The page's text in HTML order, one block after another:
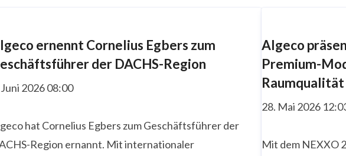
ernennt Cornelius Egbers zum
der DACHS-Region
2026 08:00
hat Cornelius Egbers zum Geschäftsführer der
Region ernannt. Mit internationaler
Algeco
Premium-
Raumqualität
28. Mai 2026
Mit dem NEXXO